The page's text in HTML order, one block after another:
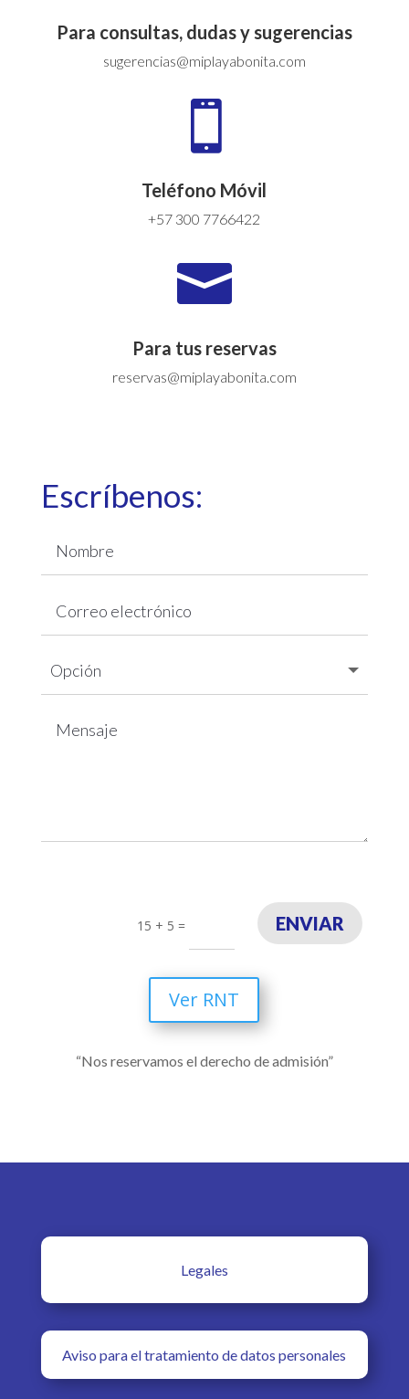
Para consultas, dudas y sugerencias
sugerencias@miplayabonita.com

Teléfono Móvil
+57 300 7766422

Para tus reservas
reservas@miplayabonita.com
Escríbenos:
15 + 5 = ENVIAR
Ver RNT
“Nos reservamos el derecho de admisión”
Legales
Aviso para el tratamiento de datos personales